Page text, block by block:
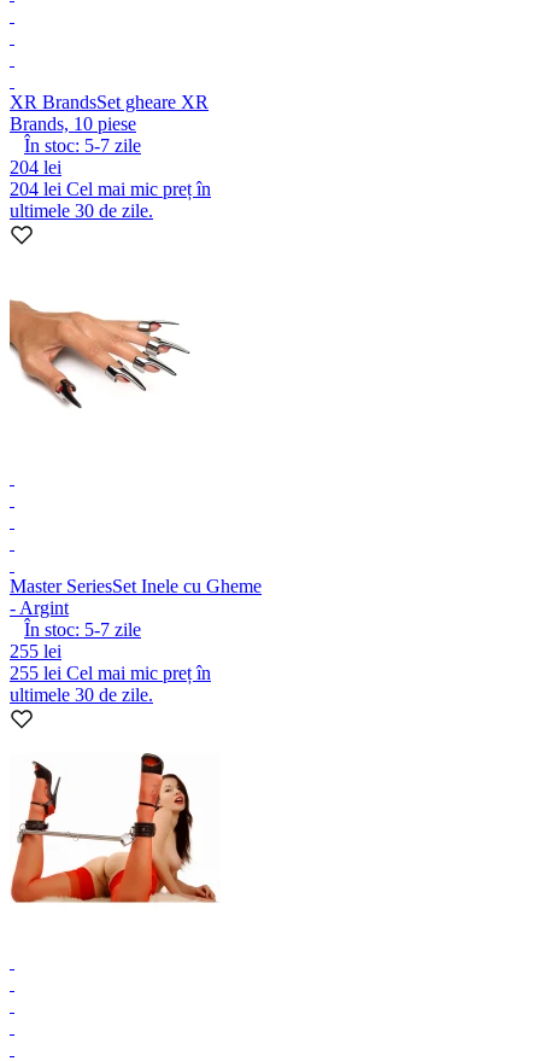
XR BrandsSet gheare XR
Brands, 10 piese
În stoc: 5-7 zile
204 lei
204 lei Cel mai mic preț în
ultimele 30 de zile.
Master SeriesSet Inele cu Gheme
- Argint
În stoc: 5-7 zile
255 lei
255 lei Cel mai mic preț în
ultimele 30 de zile.